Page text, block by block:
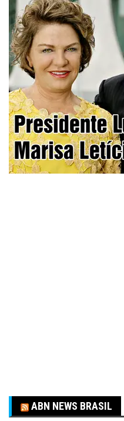
ABN NEWS BRASIL